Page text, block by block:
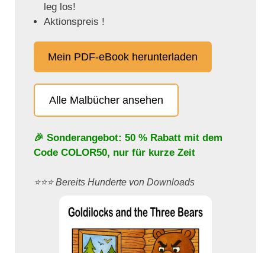
leg los!
Aktionspreis !
Mein PDF-eBook herunterladen
Alle Malbücher ansehen
🎉 Sonderangebot: 50 % Rabatt mit dem
Code COLOR50, nur für kurze Zeit
⭐️⭐️⭐️ Bereits Hunderte von Downloads